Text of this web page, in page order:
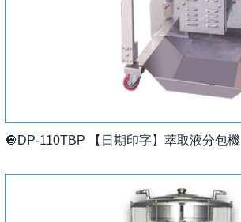
🔘DP-110TBP 【日期印字】萃取液分包機